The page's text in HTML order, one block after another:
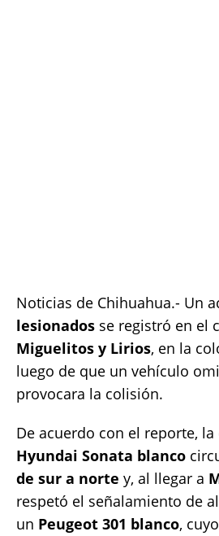
Noticias de Chihuahua.- Un
lesionados se registró en el
Miguelitos y Lirios, en la
luego de que un vehículo
provocara la colisión.
De acuerdo con el reporte,
Hyundai Sonata blanco
de sur a norte y, al llegar a
respetó el señalamiento de
un Peugeot 301 blanco,